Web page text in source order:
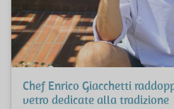
Chef Enrico Giacchetti
vetro dedicate alla tradizione